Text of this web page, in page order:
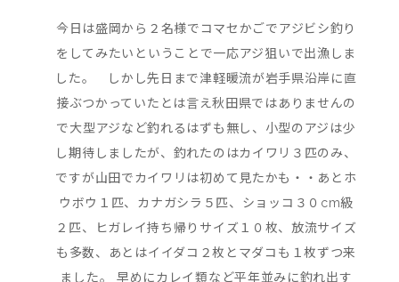
今日は盛岡から２名様でコマセかごでアジビシ釣り
をしてみたいということで一応アジ狙いで出漁しま
した。 しかし先日まで津軽暖流が岩手県沿岸に直
接ぶつかっていたとは言え秋田県ではありませんの
で大型アジなど釣れるはずも無し、小型のアジは少
し期待しましたが、釣れたのはカイワリ３匹のみ、
ですが山田でカイワリは初めて見たかも・・あとホ
ウボウ１匹、カナガシラ５匹、ショッコ３０cm級
２匹、ヒガレイ持ち帰りサイズ１０枚、放流サイズ
も多数、あとはイイダコ２枚とマダコも１枚ずつ来
ました。 早めにカレイ類など平年並みに釣れ出す